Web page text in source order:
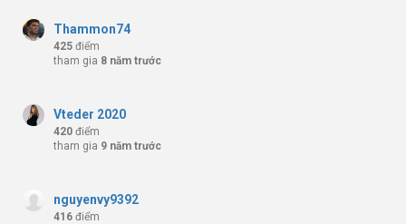
Thammon74
425 điểm
tham gia 8 năm trước
Vteder 2020
420 điểm
tham gia 9 năm trước
nguyenvy9392
416 điểm